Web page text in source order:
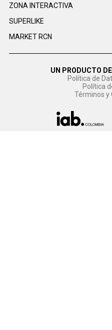
ZONA INTERACTIVA
SUPERLIKE
MARKET RCN
UN PRODUCTO
Política de
Política
Términos y